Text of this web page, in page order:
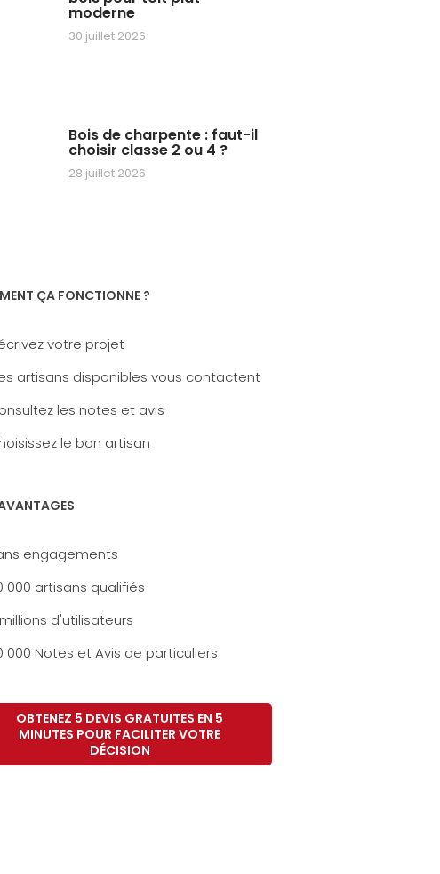
moderne
30 juillet 2026
Bois de charpente : faut-il
choisir classe 2 ou 4 ?
28 juillet 2026
ÇA FONCTIONNE ?
votre projet
artisans disponibles vous contactent
les notes et avis
le bon artisan
engagements
000 artisans qualifiés
d'utilisateurs
000 Notes et Avis de particuliers
OBTENEZ 5 DEVIS GRATUITES EN 5
MINUTES POUR FACILITER VOTRE
DÉCISION